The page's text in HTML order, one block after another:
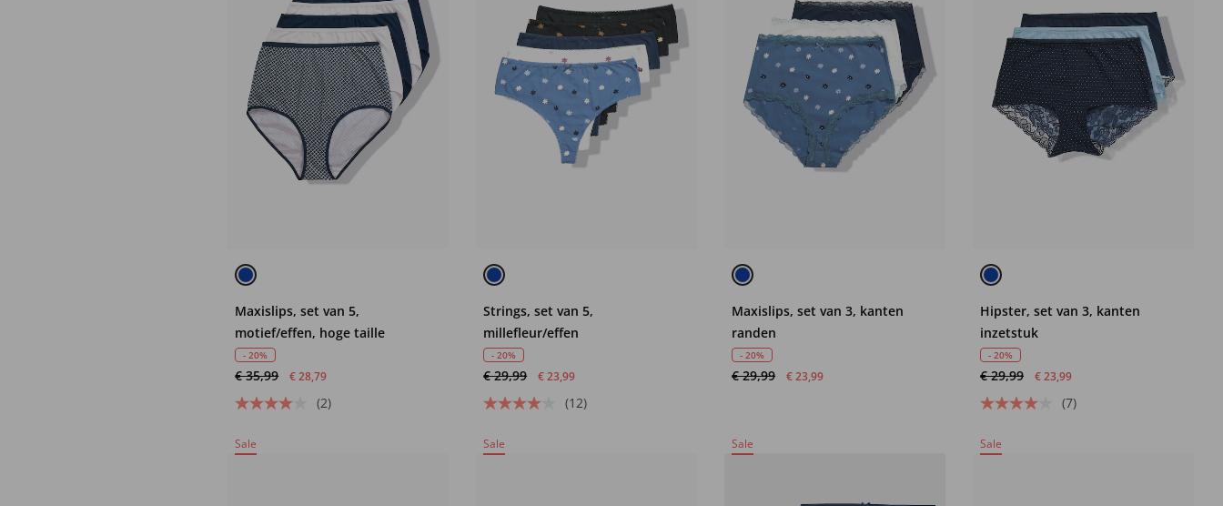
Maxislips, set van 5,
motief/effen, hoge taille
- 20%
€ 35,99 € 28,79
(2)
Strings, set van 5,
millefleur/effen
- 20%
€ 29,99 € 23,99
(12)
Maxislips, set van 3, kanten
randen
- 20%
€ 29,99 € 23,99
Hipster, set van 3, kanten
inzetstuk
- 20%
€ 29,99 € 23,99
(7)
Sale Sale Sale Sale